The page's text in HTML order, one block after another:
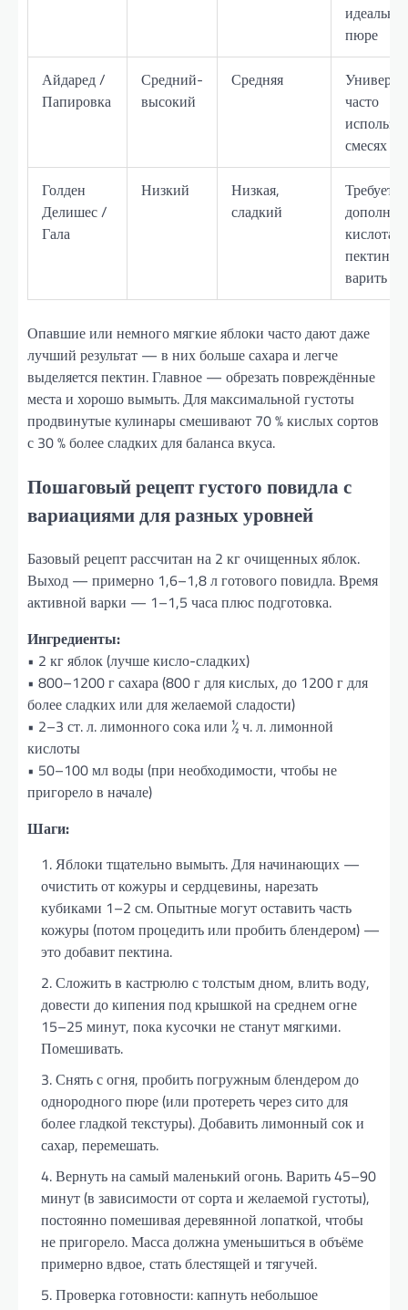
идеально
пюре
Айдаред /
Папировка
Средний-
высокий
Средняя
часто
смесях
Голден
Делишес /
Гала
Низкий
Низкая,
сладкий
Требуется
кислота
пектин,
варить
Опавшие или немного мягкие яблоки часто дают даже
лучший результат — в них больше сахара и легче
выделяется пектин. Главное — обрезать повреждённые
места и хорошо вымыть. Для максимальной густоты
продвинутые кулинары смешивают 70 % кислых сортов
с 30 % более сладких для баланса вкуса.
Пошаговый рецепт густого повидла с
вариациями для разных уровней
Базовый рецепт рассчитан на 2 кг очищенных яблок.
Выход — примерно 1,6–1,8 л готового повидла. Время
активной варки — 1–1,5 часа плюс подготовка.
Ингредиенты:
• 2 кг яблок (лучше кисло-сладких)
• 800–1200 г сахара (800 г для кислых, до 1200 г для
более сладких или для желаемой сладости)
• 2–3 ст. л. лимонного сока или ½ ч. л. лимонной
кислоты
• 50–100 мл воды (при необходимости, чтобы не
пригорело в начале)
Шаги:
Яблоки тщательно вымыть. Для начинающих —
очистить от кожуры и сердцевины, нарезать
кубиками 1–2 см. Опытные могут оставить часть
кожуры (потом процедить или пробить блендером) —
это добавит пектина.
Сложить в кастрюлю с толстым дном, влить воду,
довести до кипения под крышкой на среднем огне
15–25 минут, пока кусочки не станут мягкими.
Помешивать.
Снять с огня, пробить погружным блендером до
однородного пюре (или протереть через сито для
более гладкой текстуры). Добавить лимонный сок и
сахар, перемешать.
Вернуть на самый маленький огонь. Варить 45–90
минут (в зависимости от сорта и желаемой густоты),
постоянно помешивая деревянной лопаткой, чтобы
не пригорело. Масса должна уменьшиться в объёме
примерно вдвое, стать блестящей и тягучей.
Проверка готовности: капнуть небольшое